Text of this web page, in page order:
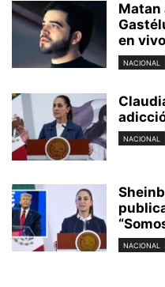
Matan
en vivo
NACIONAL
NACIONAL
NACIONAL